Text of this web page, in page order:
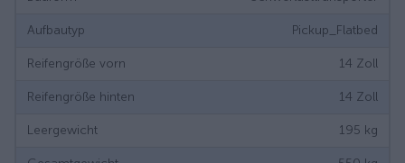
Aufbautyp Pickup_Flatbed
Reifengröße vorn 14 Zoll
Reifengröße hinten 14 Zoll
Leergewicht 195 kg